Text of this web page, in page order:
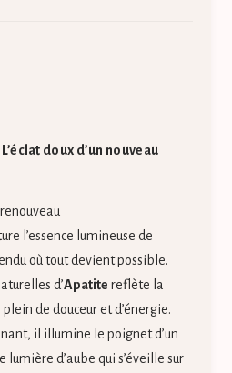
doux d’un nouveau
l’essence lumineuse de
où tout devient possible.
d’Apatite reflète la
de douceur et d’énergie.
il illumine le poignet d’un
d’aube qui s’éveille sur